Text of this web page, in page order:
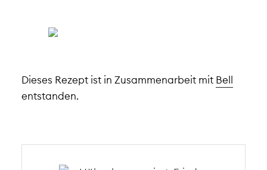
Dieses Rezept ist in Zusammenarbeit mit Bell
entstanden.